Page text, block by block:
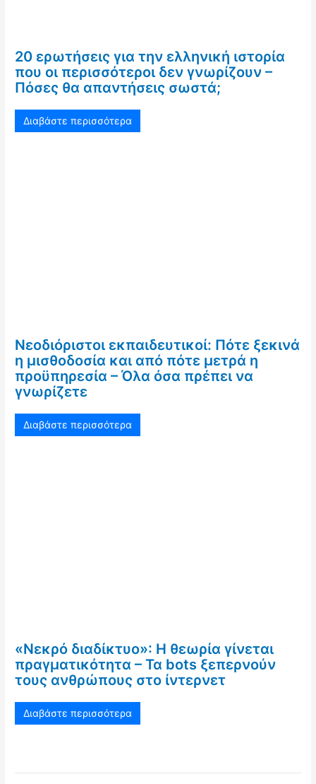
20 ερωτήσεις για την ελληνική ιστορία
που οι περισσότεροι δεν γνωρίζουν –
Πόσες θα απαντήσεις σωστά;
Διαβάστε περισσότερα
Νεοδιόριστοι εκπαιδευτικοί: Πότε ξεκινά
η μισθοδοσία και από πότε μετρά η
προϋπηρεσία – Όλα όσα πρέπει να
γνωρίζετε
Διαβάστε περισσότερα
«Νεκρό διαδίκτυο»: Η θεωρία γίνεται
πραγματικότητα – Τα bots ξεπερνούν
τους ανθρώπους στο ίντερνετ
Διαβάστε περισσότερα